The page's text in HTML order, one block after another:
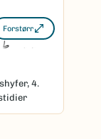
Forstørr
4.